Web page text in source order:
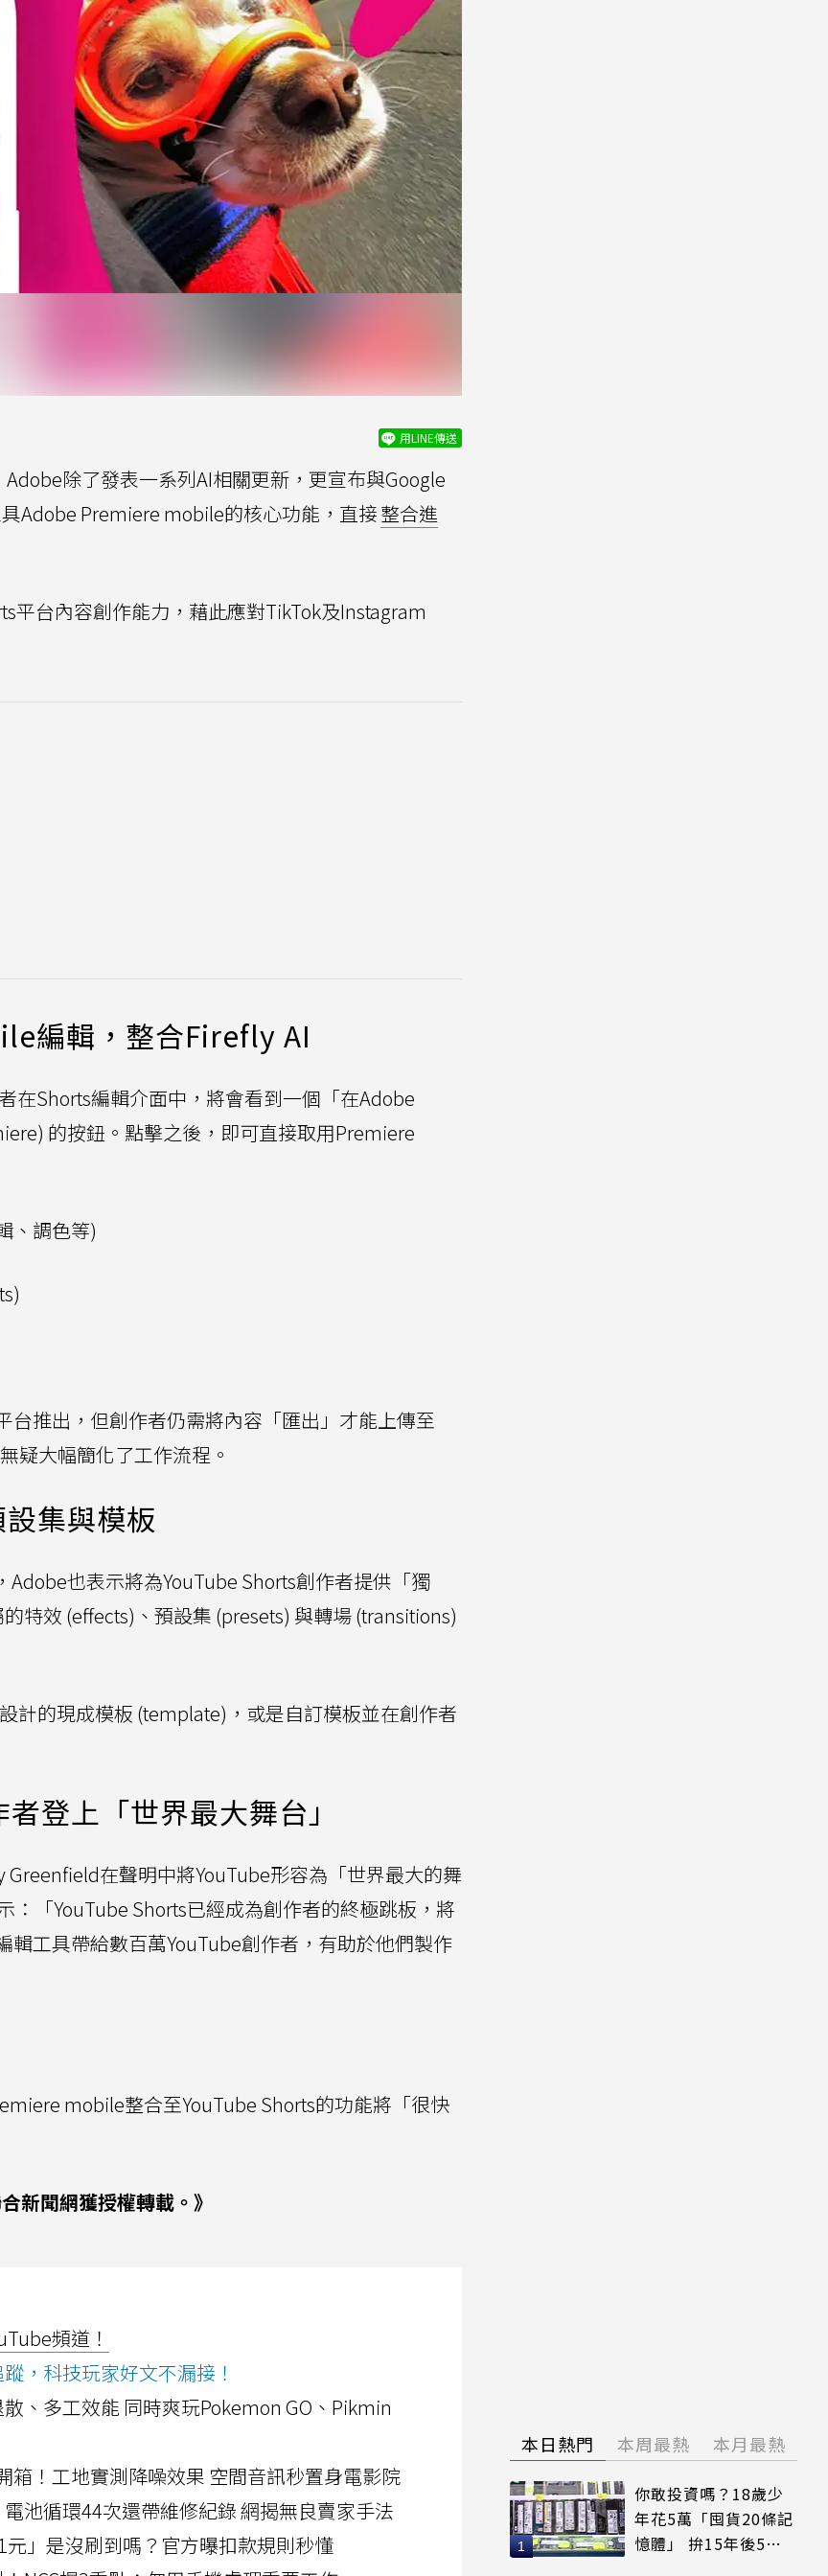
用LINE傳送
除了發表一系列AI相關更新，更宣布與Google
Adobe Premiere mobile的核心功能，直接整合進
平台內容創作能力，藉此應對TikTok及Instagram
編輯，整合Firefly AI
在Shorts編輯介面中，將會看到一個「在Adobe
的按鈕。點擊之後，即可直接取用Premiere
、調色等)
推出，但創作者仍需將內容「匯出」才能上傳至
疑大幅簡化了工作流程。
集與模板
也表示將為YouTube Shorts創作者提供「獨
特效 (effects)、預設集 (presets) 與轉場 (transitions)
計的現成模板 (template)，或是自訂模板並在創作者
登上「世界最大舞台」
在聲明中將YouTube形容為「世界最大的舞
：「YouTube Shorts已經成為創作者的終極跳板，將
工具帶給數百萬YouTube創作者，有助於他們製作
mobile整合至YouTube Shorts的功能將「很快
合新聞網獲授權轉載。》
頻道！
，科技玩家好文不漏接！
、多工效能 同時爽玩Pokemon GO、Pikmin
箱！工地實測降噪效果 空間音訊秒置身電影院
池循環44次還帶維修紀錄 網揭無良賣家手法
」是沒刷到嗎？官方曝扣款規則秒懂
本日熱門 本周最熱 本月最熱
你敢投資嗎？18歲少
年花5萬「囤貨20條記
憶體」 拚15年後5倍